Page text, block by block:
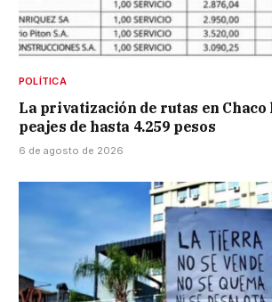
POLÍTICA
La privatización de rutas en Chaco
peajes de hasta 4.259 pesos
6 de agosto de 2026